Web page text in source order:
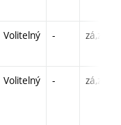
Volitelný - zá,zk
Volitelný - zá,zk